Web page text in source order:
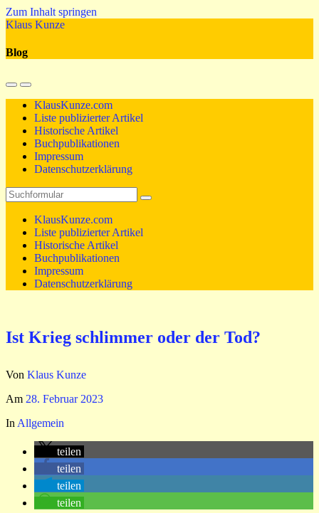
Zum Inhalt springen
Klaus Kunze
Blog
Mobil-
Menü
umschalten
Suchfeld
umschalten
KlausKunze.com
Liste publizierter Artikel
Historische Artikel
Buchpublikationen
Impressum
Datenschutzerklärung
Suchen
KlausKunze.com
Liste publizierter Artikel
Historische Artikel
Buchpublikationen
Impressum
Datenschutzerklärung
Ist Krieg schlimmer oder der Tod?
Von Klaus Kunze
Am 28. Februar 2023
InAllgemein
teilen
teilen
teilen
teilen